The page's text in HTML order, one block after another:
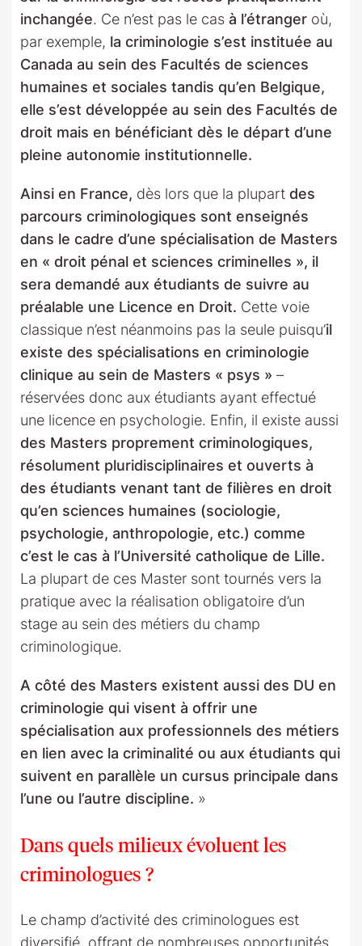
inchangée. Ce n’est pas le cas à l’étranger où,
par exemple, la criminologie s’est instituée au
Canada au sein des Facultés de sciences
humaines et sociales tandis qu’en Belgique,
elle s’est développée au sein des Facultés de
droit mais en bénéficiant dès le départ d’une
pleine autonomie institutionnelle.
Ainsi en France, dès lors que la plupart des
parcours criminologiques sont enseignés
dans le cadre d’une spécialisation de Masters
en « droit pénal et sciences criminelles », il
sera demandé aux étudiants de suivre au
préalable une Licence en Droit. Cette voie
classique n’est néanmoins pas la seule puisqu’il
existe des spécialisations en criminologie
clinique au sein de Masters « psys » –
réservées donc aux étudiants ayant effectué
une licence en psychologie. Enfin, il existe aussi
des Masters proprement criminologiques,
résolument pluridisciplinaires et ouverts à
des étudiants venant tant de filières en droit
qu’en sciences humaines (sociologie,
psychologie, anthropologie, etc.) comme
c’est le cas à l’Université catholique de Lille.
La plupart de ces Master sont tournés vers la
pratique avec la réalisation obligatoire d’un
stage au sein des métiers du champ
criminologique.
A côté des Masters existent aussi des DU en
criminologie qui visent à offrir une
spécialisation aux professionnels des métiers
en lien avec la criminalité ou aux étudiants qui
suivent en parallèle un cursus principale dans
l’une ou l’autre discipline. »
Dans quels milieux évoluent les
criminologues ?
Le champ d’activité des criminologues est
diversifié, offrant de nombreuses opportunités